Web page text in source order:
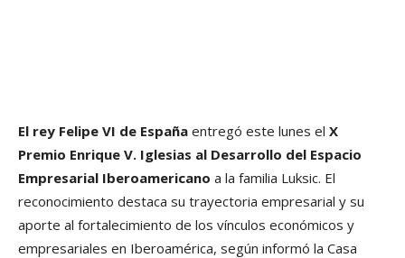
El rey Felipe VI de España entregó este lunes el X
Premio Enrique V. Iglesias al Desarrollo del Espacio
Empresarial Iberoamericano a la familia Luksic. El
reconocimiento destaca su trayectoria empresarial y su
aporte al fortalecimiento de los vínculos económicos y
empresariales en Iberoamérica, según informó la Casa